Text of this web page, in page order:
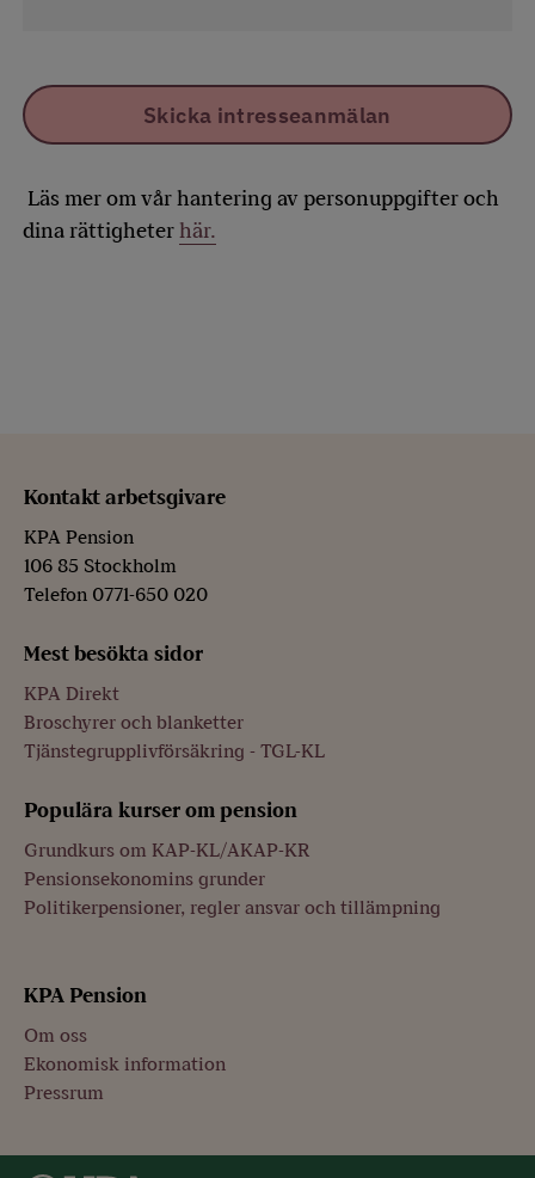
Skicka intresseanmälan
Läs mer om vår hantering av personuppgifter och
dina rättigheterhär.
Kontakt arbetsgivare
KPA Pension
106 85 Stockholm
Telefon 0771-650 020
Mest besökta sidor
KPA Direkt
Broschyrer och blanketter
Tjänstegrupplivförsäkring - TGL-KL
Populära kurser om pension
Grundkurs om KAP-KL/AKAP-KR
Pensionsekonomins grunder
Politikerpensioner, regler ansvar och tillämpning
KPA Pension
Om oss
Ekonomisk information
Pressrum